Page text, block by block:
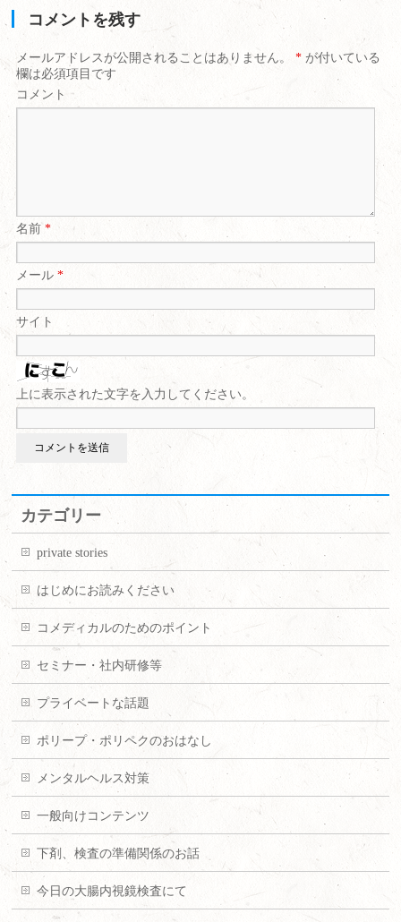
コメントを残す
メールアドレスが公開されることはありません。 * が付いている
欄は必須項目です
コメント
名前*
メール*
サイト
上に表示された文字を入力してください。
カテゴリー
private stories
はじめにお読みください
コメディカルのためのポイント
セミナー・社内研修等
プライベートな話題
ポリープ・ポリペクのおはなし
メンタルヘルス対策
一般向けコンテンツ
下剤、検査の準備関係のお話
今日の大腸内視鏡検査にて